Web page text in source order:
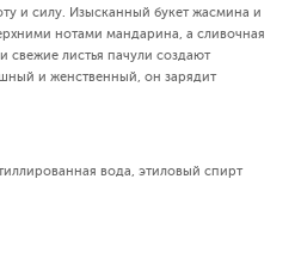
и силу. Изысканный букет жасмина и
нотами мандарина, а сливочная
свежие листья пачули создают
и женственный, он зарядит
вода, этиловый спирт